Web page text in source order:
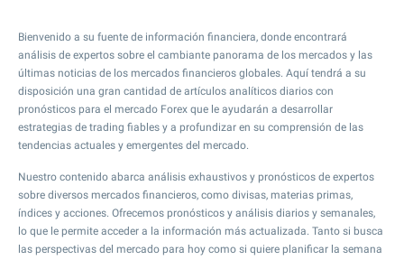
Bienvenido a su fuente de información financiera, donde encontrará
análisis de expertos sobre el cambiante panorama de los mercados y las
últimas noticias de los mercados financieros globales. Aquí tendrá a su
disposición una gran cantidad de artículos analíticos diarios con
pronósticos para el mercado Forex que le ayudarán a desarrollar
estrategias de trading fiables y a profundizar en su comprensión de las
tendencias actuales y emergentes del mercado.
Nuestro contenido abarca análisis exhaustivos y pronósticos de expertos
sobre diversos mercados financieros, como divisas, materias primas,
índices y acciones. Ofrecemos pronósticos y análisis diarios y semanales,
lo que le permite acceder a la información más actualizada. Tanto si busca
las perspectivas del mercado para hoy como si quiere planificar la semana